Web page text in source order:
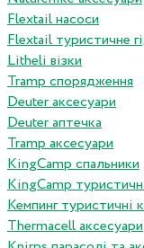
Flextail насоси
Flextail туристичне
Litheli візки
Tramp спорядження
Deuter аксесуари
Deuter аптечка
Tramp аксесуари
KingCamp спальники
KingCamp
Кемпинг туристичні
Thermacell аксесуари